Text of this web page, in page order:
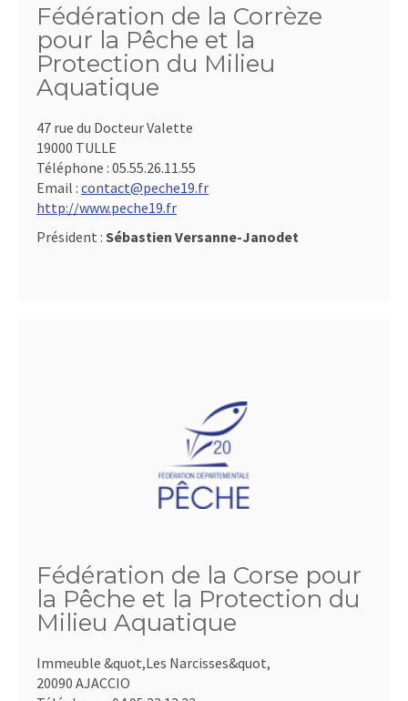
Fédération de la Corrèze
pour la Pêche et la
Protection du Milieu
Aquatique
47 rue du Docteur Valette
19000 TULLE
Téléphone : 05.55.26.11.55
Email : contact@peche19.fr
http://www.peche19.fr
Président : Sébastien Versanne-Janodet
Fédération de la Corse pour
la Pêche et la Protection du
Milieu Aquatique
Immeuble &quot,Les Narcisses&quot,
20090 AJACCIO